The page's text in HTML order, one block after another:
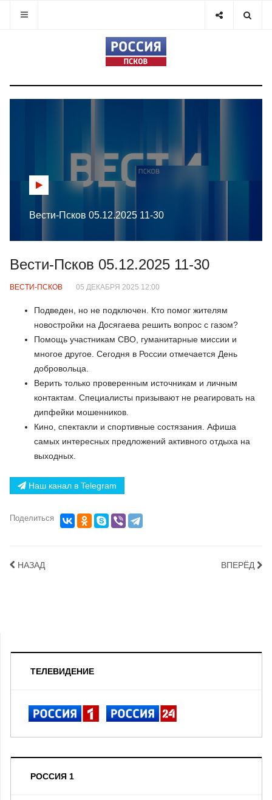
Вести-Псков 05.12.2025 11-30
Вести-Псков 05.12.2025 11-30
ВЕСТИ-ПСКОВ 05 ДЕКАБРЯ 2025 12:00
Подведен, но не подключен. Кто помог жителям
новостройки на Досягаева решить вопрос с газом?
Помощь участникам СВО, гуманитарные миссии и
многое другое. Сегодня в России отмечается День
добровольца.
Верить только проверенным источникам и личным
контактам. Специалисты призывают не реагировать на
дипфейки мошенников.
Кино, спектакли и спортивные состязания. Афиша
самых интересных предложений активного отдыха на
выходных.
Наш канал в Telegram
Поделиться
НАЗАД ВПЕРЁД
ТЕЛЕВИДЕНИЕ
РОССИЯ 1